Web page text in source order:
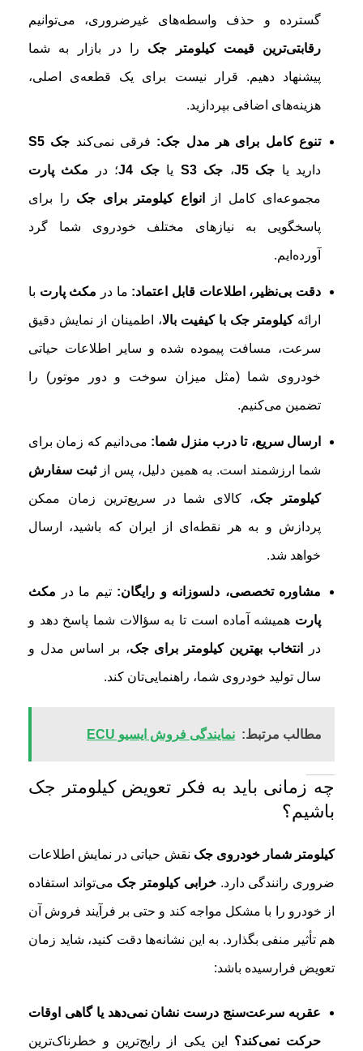
گسترده و حذف واسطه‌های غیرضروری، می‌توانیم
رقابتی‌ترین قیمت کیلومتر جک را در بازار به شما
پیشنهاد دهیم. قرار نیست برای یک قطعه‌ی اصلی،
هزینه‌های اضافی بپردازید.
تنوع کامل برای هر مدل جک: فرقی نمی‌کند جک S5
دارید یا جک J5 ، جک S3 یاجک J4 ؛ در مکث پارت
مجموعه‌ای کامل از انواع کیلومتر برای جک را برای
پاسخگویی به نیازهای مختلف خودروی شما گرد
آورده‌ایم.
دقت بی‌نظیر، اطلاعات قابل اعتماد: ما در مکث پارت با
ارائهکیلومتر جک با کیفیت بالا، اطمینان از نمایش دقیق
سرعت، مسافت پیموده شده و سایر اطلاعات حیاتی
خودروی شما (مثل میزان سوخت و دور موتور) را
تضمین می‌کنیم.
ارسال سریع، تا درب منزل شما: می‌دانیم که زمان برای
شما ارزشمند است. به همین دلیل، پس ازثبت سفارش
کیلومتر جک، کالای شما در سریع‌ترین زمان ممکن
پردازش و به هر نقطه‌ای از ایران که باشید، ارسال
خواهد شد.
مشاوره تخصصی، دلسوزانه و رایگان: تیم ما در مکث
پارت همیشه آماده است تا به سؤالات شما پاسخ دهد و
در انتخاب بهترین کیلومتر برای جک، بر اساس مدل و
سال تولید خودروی شما، راهنمایی‌تان کند.
مطالب مرتبط: نمایندگی فروش ایسیو ECU
چه زمانی باید به فکر تعویض کیلومتر جک
باشیم؟
کیلومتر شمار خودروی جک نقش حیاتی در نمایش اطلاعات
ضروری رانندگی دارد.خرابی کیلومتر جک می‌تواند استفاده
از خودرو را با مشکل مواجه کند و حتی بر فرآیند فروش آن
هم تأثیر منفی بگذارد. به این نشانه‌ها دقت کنید، شاید زمان
تعویض فرارسیده باشد:
عقربه سرعت‌سنج درست نشان نمی‌دهد یا گاهی اوقات
حرکت نمی‌کند؟ این یکی از رایج‌ترین و خطرناک‌ترین